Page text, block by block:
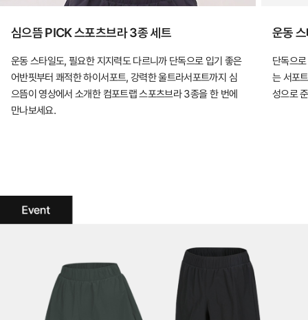
심으뜸 PICK 스포츠브라 3종 세트
운동 스타일도, 필요한 지지력도 다르니까 단독으로 입기 좋은
어반핏부터 쾌적한 하이서포트, 강력한 울트라서포트까지 심
으뜸이 영상에서 소개한 컴포트랩 스포츠브라 3종을 한 번에
만나보세요.
운동
단독으
는 서포
성으로